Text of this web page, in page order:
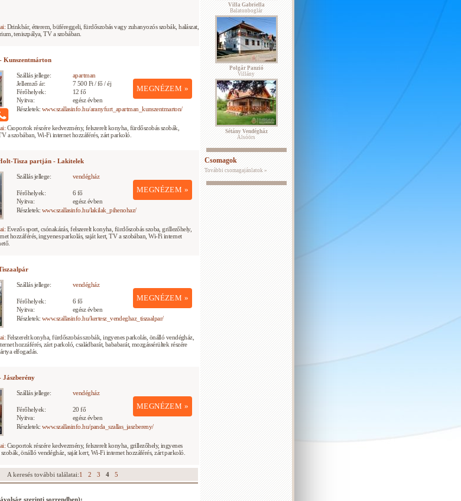
Drinkbár, étterem, büféreggeli, fürdőszobás vagy zuhanyozós szobák, halászat,
teniszpálya, TV a szobában.
Kunszentmárton
Szállás jellege: apartman
MEGNÉZEM »
Jellemző ár:
7 500 Ft / fő / éj
Férőhelyek:
12 fő
Nyitva:
egész évben
Részletek: www.szallasinfo.hu/aranyfurt_apartman_kunszentmarton/
Csoportok részére kedvezmény, felszerelt konyha, fürdőszobás szobák,
a szobában, Wi-Fi internet hozzáférés, zárt parkoló.
Tisza partján - Lakitelek
Szállás jellege: vendégház
MEGNÉZEM »
Férőhelyek:
6 fő
Nyitva:
egész évben
Részletek: www.szallasinfo.hu/lakilak_pihenohaz/
Evezős sport, csónakázás, felszerelt konyha, fürdőszobás szoba, grillezőhely,
hozzáférés, ingyenes parkolás, saját kert, TV a szobában, Wi-Fi internet
Szállás jellege: vendégház
MEGNÉZEM »
Férőhelyek:
6 fő
Nyitva:
egész évben
Részletek: www.szallasinfo.hu/kertesz_vendeghaz_tiszaalpar/
Felszerelt konyha, fürdőszobás szobák, ingyenes parkolás, önálló vendégház,
hozzáférés, zárt parkoló, családbarát, bababarát, mozgássérültek részére
elfogadás.
Jászberény
Szállás jellege: vendégház
MEGNÉZEM »
Férőhelyek:
20 fő
Nyitva:
egész évben
Részletek: www.szallasinfo.hu/panda_szallas_jaszbereny/
Csoportok részére kedvezmény, felszerelt konyha, grillezőhely, ingyenes
önálló vendégház, saját kert, Wi-Fi internet hozzáférés, zárt parkoló.
A keresés további találatai:1 2 3 4 5
szerinti sorrendben):
Villa Gabriella
Balatonboglár
Polgár Panzió
Villány
Sétány Vendégház
Alsóörs
Csomagok
További csomagajánlatok »